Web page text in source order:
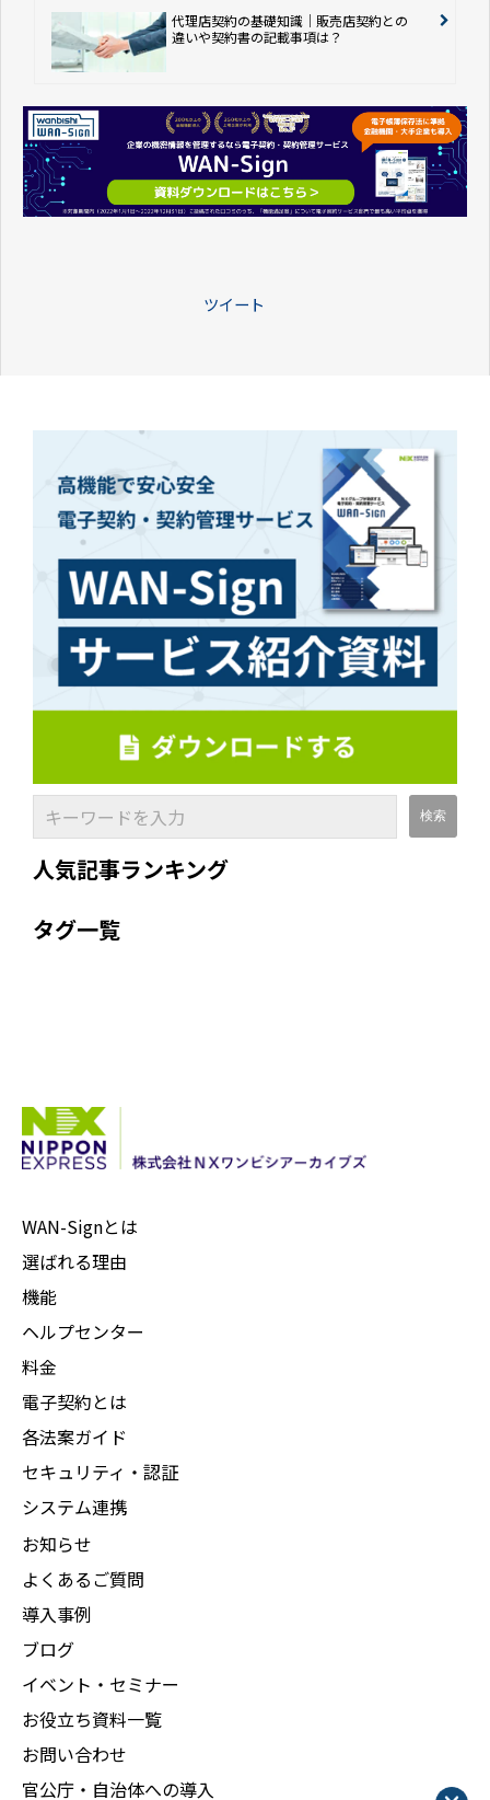
代理店契約の基礎知識｜販売店契約との
違いや契約書の記載事項は？
ツイート
人気記事ランキング
タグ一覧
WAN-Signとは
選ばれる理由
機能
ヘルプセンター
料金
電子契約とは
各法案ガイド
セキュリティ・認証
システム連携
お知らせ
よくあるご質問
導入事例
ブログ
イベント・セミナー
お役立ち資料一覧
お問い合わせ
官公庁・自治体への導入